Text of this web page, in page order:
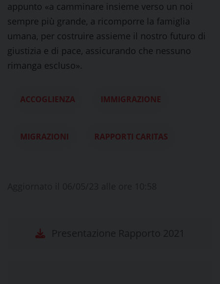
appunto «a camminare insieme verso un noi
sempre più grande, a ricomporre la famiglia
umana, per costruire assieme il nostro futuro di
giustizia e di pace, assicurando che nessuno
rimanga escluso».
ACCOGLIENZA IMMIGRAZIONE
MIGRAZIONI RAPPORTI CARITAS
Presentazione Rapporto 2021